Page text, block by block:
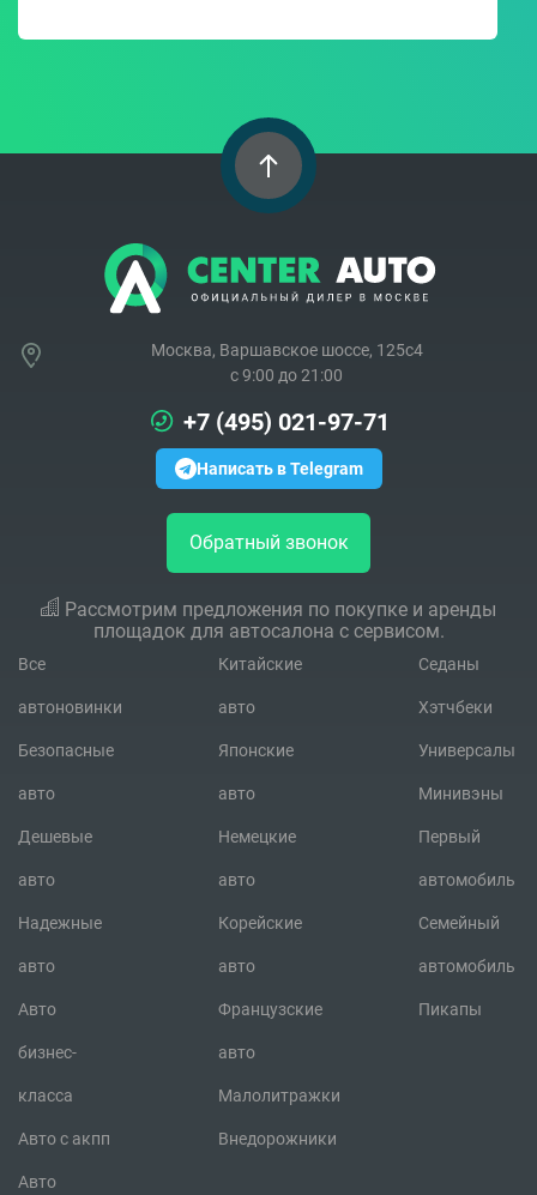
Москва, Варшавское шоссе, 125с4
c 9:00 до 21:00
+7 (495) 021-97-71
Написать в Telegram
Обратный звонок
Рассмотрим предложения по покупке и аренды
площадок для автосалона с сервисом.
Все
автоновинки
Безопасные
авто
Дешевые
авто
Надежные
авто
Авто
бизнес-
класса
Авто с акпп
Авто
Китайские
авто
Японские
авто
Немецкие
авто
Корейские
авто
Французские
авто
Малолитражки
Внедорожники
Седаны
Хэтчбеки
Универсалы
Минивэны
Первый
автомобиль
Семейный
автомобиль
Пикапы